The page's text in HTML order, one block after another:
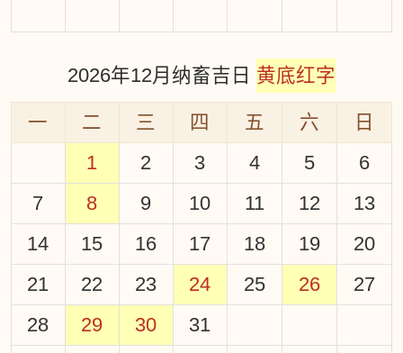
2026年12月纳畜吉日 黄底红字
一 二 三 四 五 六
日
1
2 3 4 5
6
7
8 9 10 11 12
13
14
15 16 17 18 19
20
21
22 23 24 25 26
27
28
29 30 31